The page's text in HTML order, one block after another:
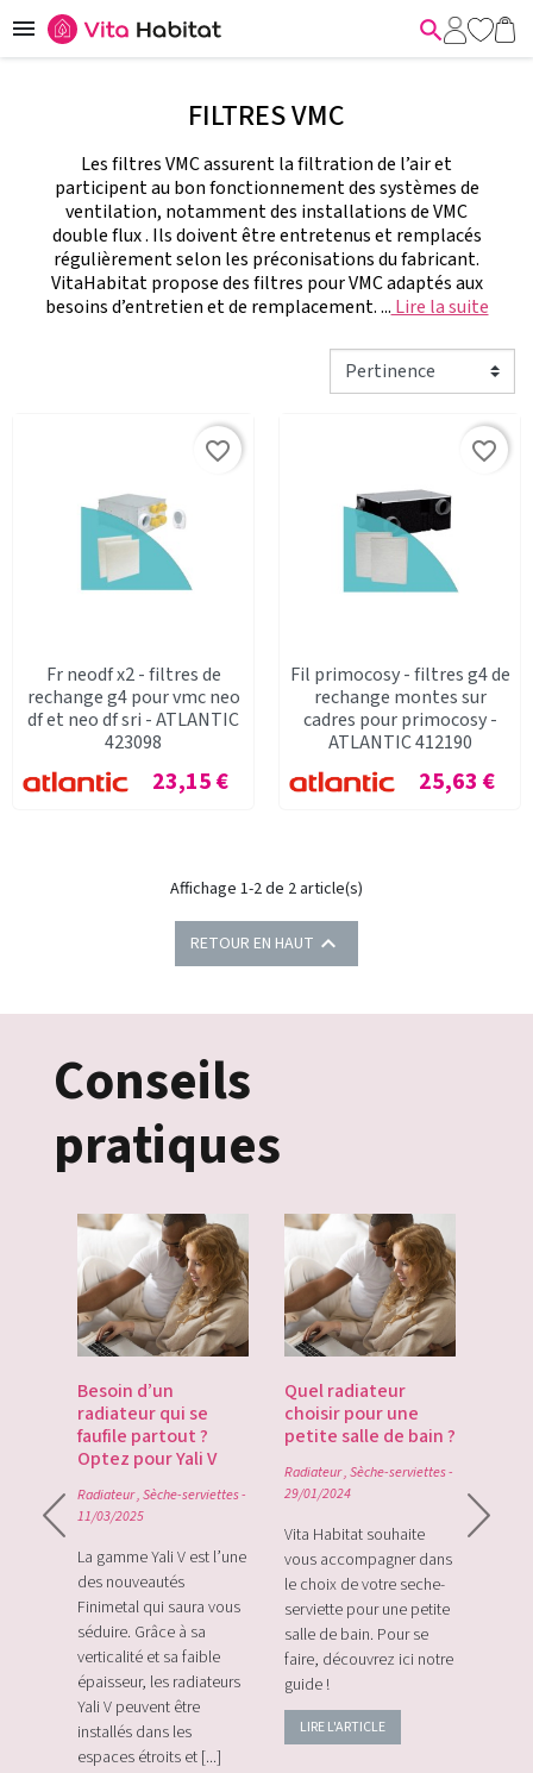
 
FILTRES VMC
Les filtres VMC assurent la filtration de l’air et
participent au bon fonctionnement des systèmes de
ventilation, notamment des installations de VMC
double flux . Ils doivent être entretenus et remplacés
régulièrement selon les préconisations du fabricant.
VitaHabitat propose des filtres pour VMC adaptés aux
besoins d’entretien et de remplacement. ... Lire la suite
Fr neodf x2 - filtres de
rechange g4 pour vmc neo
df et neo df sri - ATLANTIC
423098
Prix
23,15 €
favorite_border
Fil primocosy - filtres g4 de
rechange montes sur
cadres pour primocosy -
ATLANTIC 412190
Prix
25,63 €
favorite_border
Affichage 1-2 de 2 article(s)
RETOUR EN HAUT 
Conseils
pratiques
Besoin d’un
radiateur qui se
faufile partout ?
Optez pour Yali V
Radiateur,Sèche-serviettes-
11/03/2025
La gamme Yali V est l’une
des nouveautés
Finimetal qui saura vous
séduire. Grâce à sa
verticalité et sa faible
épaisseur, les radiateurs
Yali V peuvent être
installés dans les
espaces étroits et [...]
Quel radiateur
choisir pour une
petite salle de bain ?
Radiateur,Sèche-serviettes-
29/01/2024
Vita Habitat souhaite
vous accompagner dans
le choix de votre seche-
serviette pour une petite
salle de bain. Pour se
faire, découvrez ici notre
guide !
LIRE L'ARTICLE